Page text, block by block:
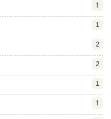
1
1
2
2
1
1